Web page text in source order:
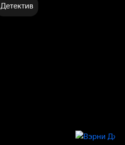
Детектив